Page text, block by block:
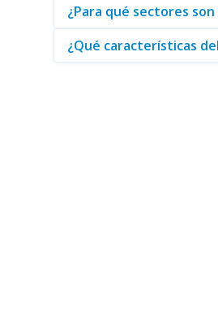
¿Para qué sectores
¿Qué características